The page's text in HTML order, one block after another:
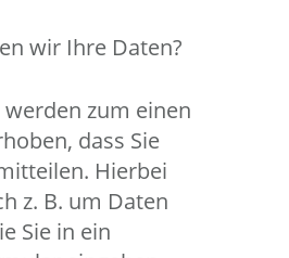
wir Ihre Daten?
zum einen
dass Sie
Hierbei
z. B. um Daten
Sie in ein